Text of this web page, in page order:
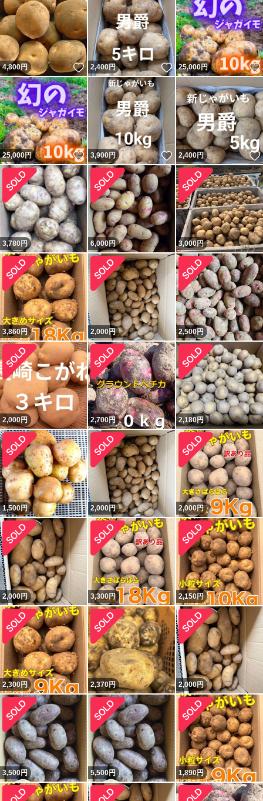
4,800円 いいね！
2,400円 いいね！
25,000円
25,000円 いいね！
3,900円 いいね！
2,400円
3,780円 6,000円 3,000円
3,860円 2,000円 2,500円
2,000円 2,700円 2,180円
1,500円 2,000円 2,000円
2,000円 3,300円 2,150円
2,300円 2,370円 2,000円
3,500円 5,500円 1,890円